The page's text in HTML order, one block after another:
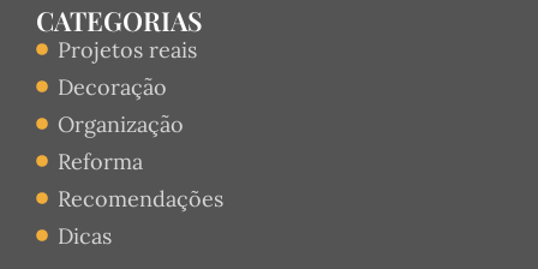
CATEGORIAS
Projetos reais
Decoração
Organização
Reforma
Recomendações
Dicas